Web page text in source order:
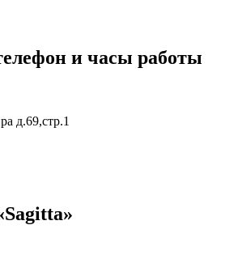
и часы работы
д.69,стр.1